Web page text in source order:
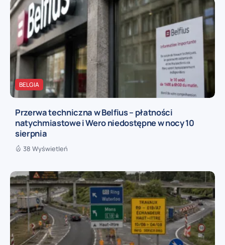
BELGIA
Przerwa techniczna w Belfius – płatności
natychmiastowe i Wero niedostępne w nocy 10
sierpnia
38 Wyświetleń